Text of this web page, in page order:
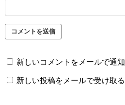
新しいコメントをメールで通知
新しい投稿をメールで受け取る